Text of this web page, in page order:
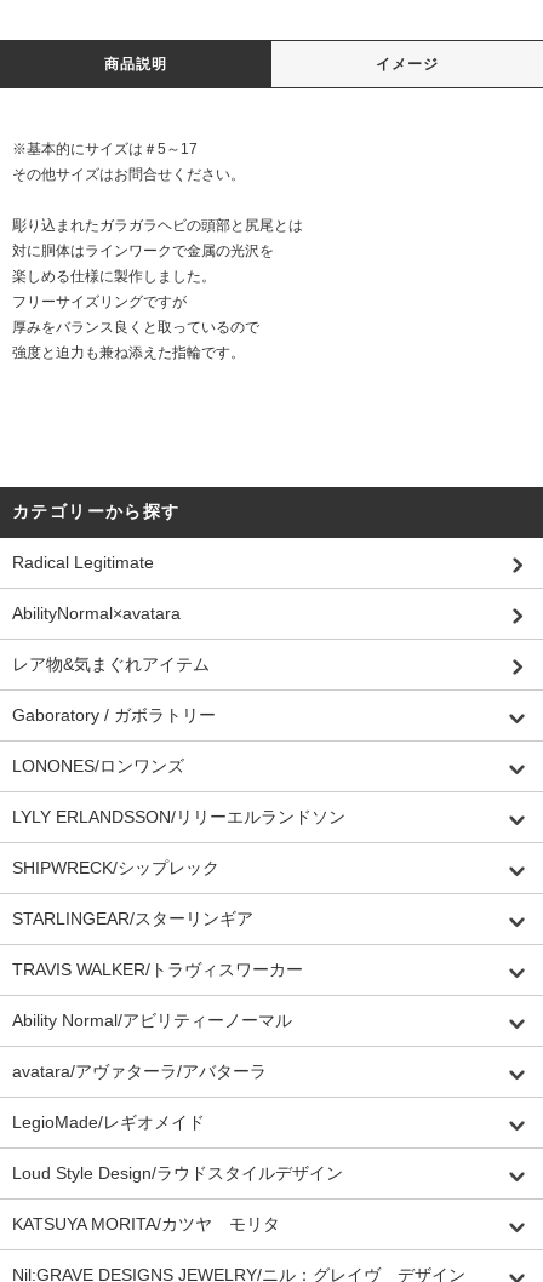
商品説明 イメージ
※基本的にサイズは＃5～17
その他サイズはお問合せください。
彫り込まれたガラガラヘビの頭部と尻尾とは
対に胴体はラインワークで金属の光沢を
楽しめる仕様に製作しました。
フリーサイズリングですが
厚みをバランス良くと取っているので
強度と迫力も兼ね添えた指輪です。
カテゴリーから探す
Radical Legitimate
AbilityNormal×avatara
レア物&気まぐれアイテム
Gaboratory / ガボラトリー
LONONES/ロンワンズ
LYLY ERLANDSSON/リリーエルランドソン
SHIPWRECK/シップレック
STARLINGEAR/スターリンギア
TRAVIS WALKER/トラヴィスワーカー
Ability Normal/アビリティーノーマル
avatara/アヴァターラ/アバターラ
LegioMade/レギオメイド
Loud Style Design/ラウドスタイルデザイン
KATSUYA MORITA/カツヤ モリタ
Nil:GRAVE DESIGNS JEWELRY/ニル：グレイヴ デザイン